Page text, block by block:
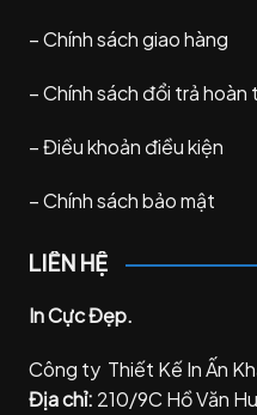
–Chính sách giao hàng
–Chính sách đổi trả hoàn
–Điều khoản điều kiện
–Chính sách bảo mật
LIÊN HỆ
In Cực Đẹp.
Công ty Thiết Kế In Ấn
Địa chỉ: 210/9C Hồ Văn